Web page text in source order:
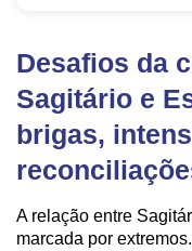
Desafios da
Sagitário e
brigas,
A relação entre
marcada por